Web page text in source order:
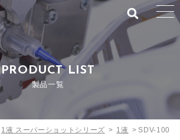
PRODUCT LIST
製品一覧
1液 スーパーショットシリーズ > 1液 > SDV-100